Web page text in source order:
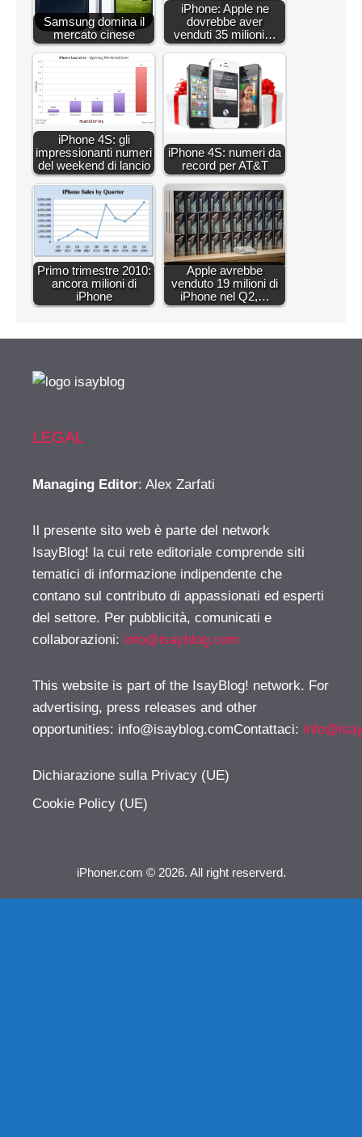
Samsung domina il
mercato cinese
iPhone: Apple ne
dovrebbe aver
venduti 35 milioni…
iPhone 4S: gli
impressionanti numeri
del weekend di lancio
iPhone 4S: numeri da
record per AT&T
Primo trimestre 2010:
ancora milioni di
iPhone
Apple avrebbe
venduto 19 milioni di
iPhone nel Q2,…
LEGAL
Managing Editor: Alex Zarfati
Il presente sito web è parte del network
IsayBlog! la cui rete editoriale comprende siti
tematici di informazione indipendente che
contano sul contributo di appassionati ed esperti
del settore. Per pubblicità, comunicati e
collaborazioni: info@isayblog.com
This website is part of the IsayBlog! network. For
advertising, press releases and other
opportunities: info@isayblog.comContattaci:
Dichiarazione sulla Privacy (UE)
Cookie Policy (UE)
iPhoner.com © 2026. All right reserverd.